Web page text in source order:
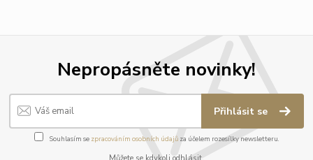
Nepropásněte novinky!
Přihlásit se
Souhlasím se zpracováním osobních údajůza účelem rozesílky newsletteru.